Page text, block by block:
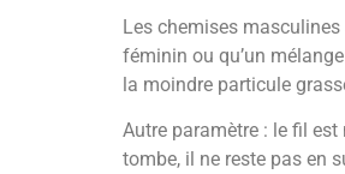
Les chemises
féminin ou qu’un
la moindre particule
Autre paramètre : le fil
tombe, il ne reste pas en